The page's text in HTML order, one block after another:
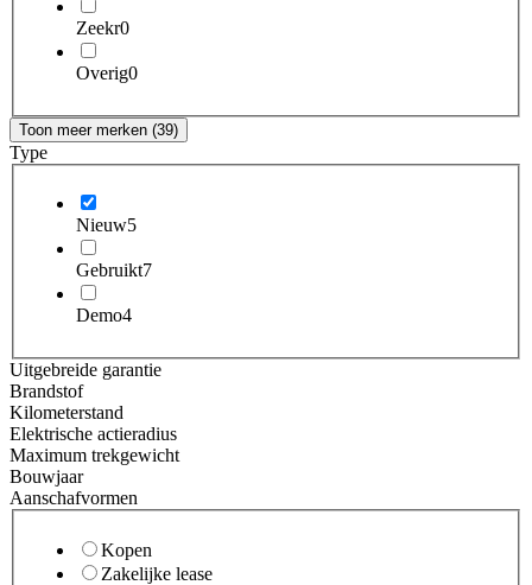
Zeekr0
Overig0
Toon meer merken (39)
Type
Nieuw5
Gebruikt7
Demo4
Uitgebreide garantie
Brandstof
Kilometerstand
Elektrische actieradius
Maximum trekgewicht
Bouwjaar
Aanschafvormen
Kopen
Zakelijke lease